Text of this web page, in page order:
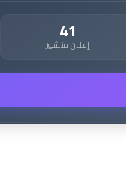
41
إعلان منشور